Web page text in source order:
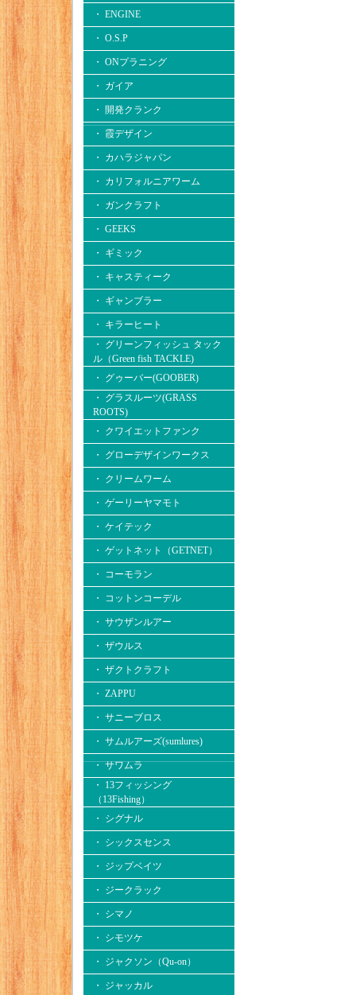
・ ENGINE
・ O.S.P
・ ONプラニング
・ ガイア
・ 開発クランク
・ 霞デザイン
・ カハラジャパン
・ カリフォルニアワーム
・ ガンクラフト
・ GEEKS
・ ギミック
・ キャスティーク
・ ギャンブラー
・ キラーヒート
・ グリーンフィッシュ タック
ル（Green fish TACKLE)
・ グゥーバー(GOOBER)
・ グラスルーツ(GRASS
ROOTS)
・ クワイエットファンク
・ グローデザインワークス
・ クリームワーム
・ ゲーリーヤマモト
・ ケイテック
・ ゲットネット（GETNET）
・ コーモラン
・ コットンコーデル
・ サウザンルアー
・ ザウルス
・ ザクトクラフト
・ ZAPPU
・ サニーブロス
・ サムルアーズ(sumlures)
・ サワムラ
・ 13フィッシング
（13Fishing）
・ シグナル
・ シックスセンス
・ ジップベイツ
・ ジークラック
・ シマノ
・ シモツケ
・ ジャクソン（Qu-on）
・ ジャッカル